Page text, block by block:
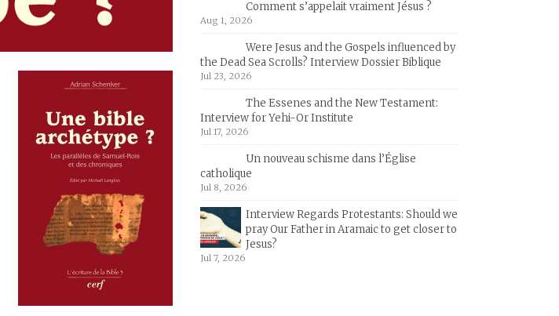
Comment s’appelait vraiment Jésus ?
Aug 1, 2026
Were Jesus and the Gospels influenced by
the Dead Sea Scrolls? Interview Dossier Biblique
Jul 23, 2026
The Essenes and the New Testament:
Interview for Yehi-Or Institute
Jul 17, 2026
Un nouveau schisme dans l’Église
catholique
Jul 8, 2026
Interview Regards Protestants: Should we
pray Our Father in Aramaic to get closer to
Jesus?
Jul 7, 2026